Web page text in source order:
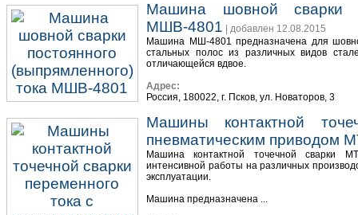
Машина шовной сварки
МШВ-4801
| добавлен 12.08.2015
Машина МШ-4801 предназначена для
стальных полос из различных видов
отличающейся вдвое.
Адрес:
Россия, 180022, г. Псков, ул. Новаторов, 3
Машины контактной
пневматическим приводом
Машина контактной точечной сварки
интенсивной работы на различных
эксплуатации.
Машина предназначена ...